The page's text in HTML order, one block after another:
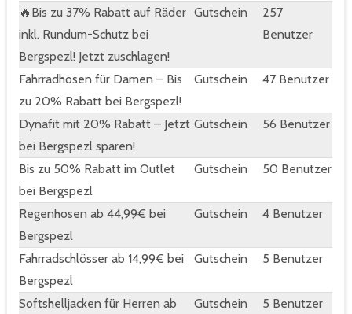
🔥Bis zu 37% Rabatt auf Räder
inkl. Rundum-Schutz bei
Bergspezl! Jetzt zuschlagen!
Gutschein
257
Benutzer
Fahrradhosen für Damen – Bis
zu 20% Rabatt bei Bergspezl!
Gutschein 47 Benutzer
Dynafit mit 20% Rabatt – Jetzt
bei Bergspezl sparen!
Gutschein 56 Benutzer
Bis zu 50% Rabatt im Outlet
bei Bergspezl
Gutschein 50 Benutzer
Regenhosen ab 44,99€ bei
Bergspezl
Gutschein 4 Benutzer
Fahrradschlösser ab 14,99€ bei
Bergspezl
Gutschein 5 Benutzer
Softshelljacken für Herren ab
Gutschein 5 Benutzer